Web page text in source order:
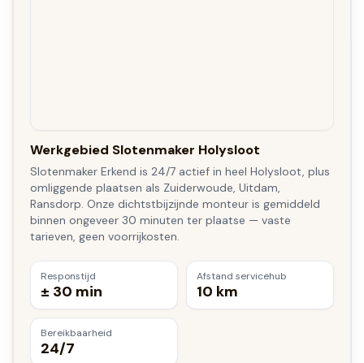
Werkgebied Slotenmaker Holysloot
Slotenmaker Erkend is 24/7 actief in heel Holysloot, plus
omliggende plaatsen als Zuiderwoude, Uitdam,
Ransdorp. Onze dichtstbijzijnde monteur is gemiddeld
binnen ongeveer 30 minuten ter plaatse — vaste
tarieven, geen voorrijkosten.
Responstijd
± 30 min
Afstand servicehub
10 km
Bereikbaarheid
24/7